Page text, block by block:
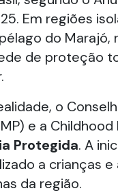
Em regiões
do Marajó,
de proteção
o
e a
Protegida. A
a crianças
da região.